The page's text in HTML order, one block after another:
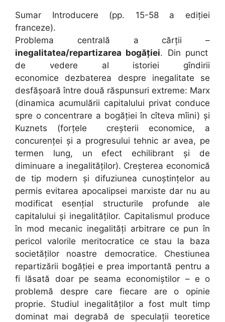
Sumar Introducere (pp. 15-58 a ediției
franceze).
Problema centrală a cărții –
inegalitatea/repartizarea bogăției. Din punct
de vedere al istoriei gîndirii
economice dezbaterea despre inegalitate se
desfășoară între două răspunsuri extreme: Marx
(dinamica acumulării capitalului privat conduce
spre o concentrare a bogăției în cîteva mîini) și
Kuznets (forțele creșterii economice, a
concurenței și a progresului tehnic ar avea, pe
termen lung, un efect echilibrant și de
diminuare a inegalităților). Creșterea economică
de tip modern și difuziunea cunoștințelor au
permis evitarea apocalipsei marxiste dar nu au
modificat esențial structurile profunde ale
capitalului și inegalităților. Capitalismul produce
în mod mecanic inegalități arbitrare ce pun în
pericol valorile meritocratice ce stau la baza
societăților noastre democratice. Chestiunea
repartizării bogăției e prea importantă pentru a
fi lăsată doar pe seama economiștilor – e o
problemă despre care fiecare are o opinie
proprie. Studiul inegalităților a fost mult timp
dominat mai degrabă de speculații teoretice